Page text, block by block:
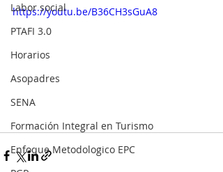
Labor social
PTAFI 3.0
Horarios
Asopadres
SENA
Formación Integral en Turismo
Enfoque Metodologico EPC
https://youtu.be/B36CH3sGuA8